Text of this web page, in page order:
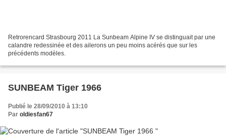
Retrorencard Strasbourg 2011 La Sunbeam Alpine IV se distinguait par une
calandre redessinée et des ailerons un peu moins acérés que sur les
précédents modèles.
SUNBEAM Tiger 1966
Publié le 28/09/2010 à 13:10
Par oldiesfan67